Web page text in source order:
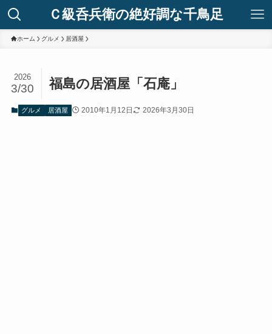
Ｃ級呑兵衛の絶好調な千鳥足
ホーム グルメ 居酒屋
福島の居酒屋「石庵」
2026
3/30
グルメ 居酒屋 2010年1月12日 2026年3月30日